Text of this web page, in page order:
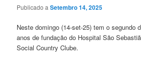
Publicado aSetembro 14, 2025
Neste domingo (14-set-25) tem o segundo
anos de fundação do Hospital São
Social Country Clube.